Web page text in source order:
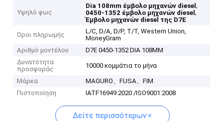
Υψηλό φως
Dia 108mm έμβολο μηχανών diesel,
0450-1352 έμβολο μηχανών diesel,
Έμβολο μηχανών diesel της D7E
Όροι πληρωμής
L/C, D/A, D/P, T/T, Western Union,
MoneyGram
Αριθμό μοντέλου
D7E 0450-1352 DIA 108MM
Δυνατότητα
προσφοράς
10000 κομμάτια το μήνα
Μάρκα
MAGURO、FUSA、FIM
Πιστοποίηση
IATF16949:2020 /ISO9001:2008
Δείτε περισσότερων